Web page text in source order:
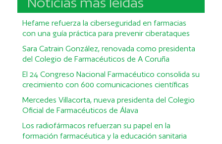
Hefame refuerza la ciberseguridad en farmacias
con una guía práctica para prevenir ciberataques
Sara Catrain González, renovada como presidenta
del Colegio de Farmacéuticos de A Coruña
El 24 Congreso Nacional Farmacéutico consolida su
crecimiento con 600 comunicaciones científicas
Mercedes Villacorta, nueva presidenta del Colegio
Oficial de Farmacéuticos de Álava
Los radiofármacos refuerzan su papel en la
formación farmacéutica y la educación sanitaria